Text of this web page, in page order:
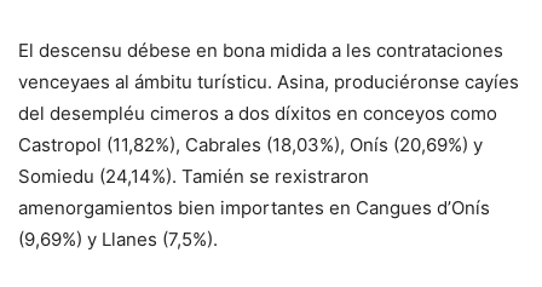
El descensu débese en bona midida a les contrataciones
venceyaes al ámbitu turísticu. Asina, produciéronse cayíes
del desempléu cimeros a dos díxitos en conceyos como
Castropol (11,82%), Cabrales (18,03%), Onís (20,69%) y
Somiedu (24,14%). Tamién se rexistraron
amenorgamientos bien importantes en Cangues d’Onís
(9,69%) y Llanes (7,5%).